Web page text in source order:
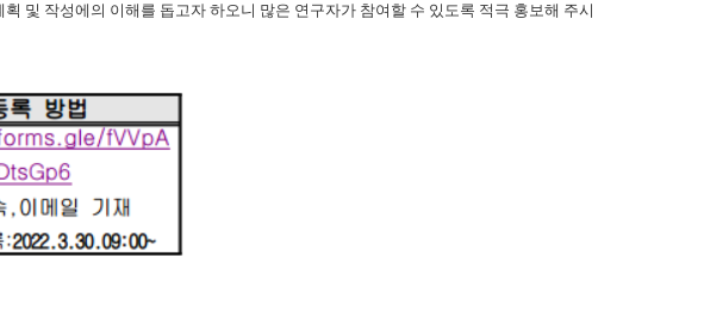
및 작성에의 이해를 돕고자 하오니 많은 연구자가 참여할 수 있도록 적극 홍보해 주시